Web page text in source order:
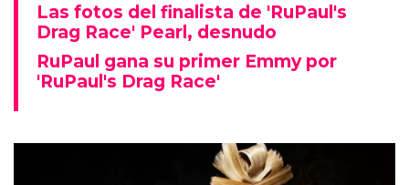
Las fotos del finalista de 'RuPaul's
Drag Race' Pearl, desnudo
RuPaul gana su primer Emmy por
'RuPaul's Drag Race'